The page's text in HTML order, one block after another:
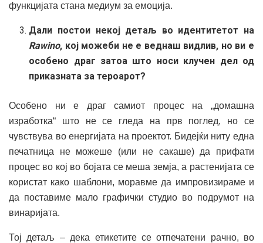
функцијата стана медиум за емоција.
Дали постои некој детаљ во идентитетот на
Rawino, кој можеби не е веднаш видлив, но ви е
особено драг затоа што носи клучен дел од
приказната за тероарот?
Особено ни е драг самиот процес на „домашна
изработка“ што не се гледа на прв поглед, но се
чувствува во енергијата на проектот. Бидејќи ниту една
печатница не можеше (или не сакаше) да прифати
процес во кој во бојата се меша земја, а растенијата се
користат како шаблони, моравме да импровизираме и
да поставиме мало графички студио во подрумот на
винаријата.
Тој детаљ – дека етикетите се отпечатени рачно, во